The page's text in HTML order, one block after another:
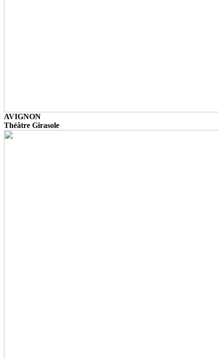
AVIGNON
Théâtre Girasole